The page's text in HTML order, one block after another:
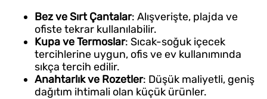
Bez ve Sırt Çantalar: Alışverişte, plajda ve
ofiste tekrar kullanılabilir.
Kupa ve Termoslar: Sıcak-soğuk içecek
tercihlerine uygun, ofis ve ev kullanımında
sıkça tercih edilir.
Anahtarlık ve Rozetler: Düşük maliyetli, geniş
dağıtım ihtimali olan küçük ürünler.